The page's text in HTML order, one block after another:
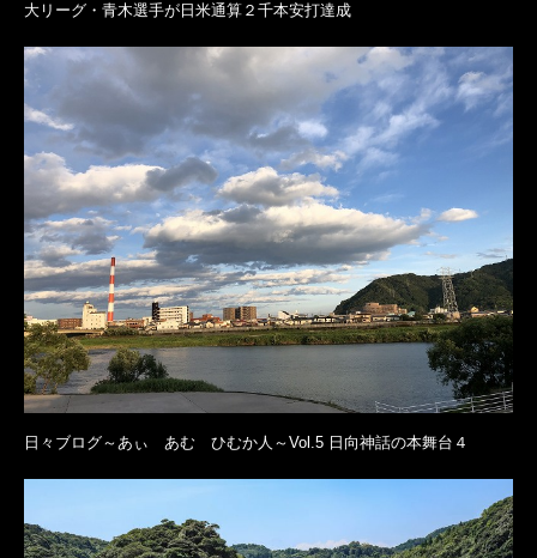
大リーグ・青木選手が日米通算２千本安打達成
日々ブログ～あぃ あむ ひむか人～Vol.5 日向神話の本舞台４